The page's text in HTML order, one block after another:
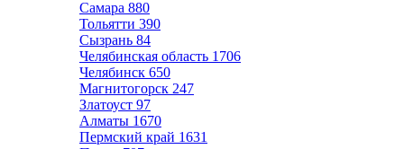
Самара 880
Тольятти 390
Сызрань 84
Челябинская область 1706
Челябинск 650
Магнитогорск 247
Златоуст 97
Алматы 1670
Пермский край 1631